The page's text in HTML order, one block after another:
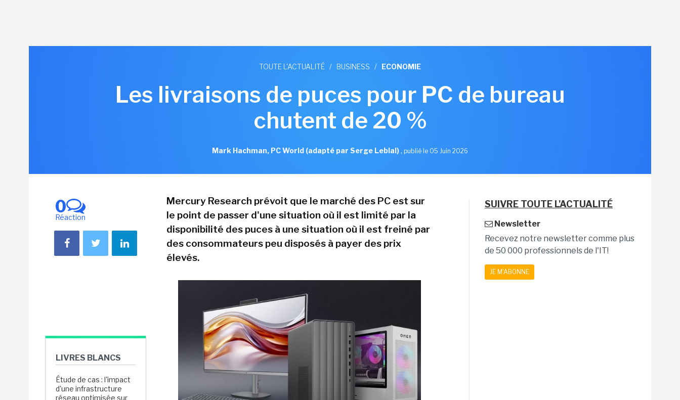
TOUTE L'ACTUALITÉ / BUSINESS / ECONOMIE
Les livraisons de puces pour PC de bureau
chutent de 20 %
Mark Hachman, PC World (adapté par Serge Leblal), publié le 05 Juin 2026
0
Réaction
LIVRES BLANCS
Étude de cas : l'impact
d'une infrastructure
réseau optimisée sur
Mercury Research prévoit que le marché des PC est sur
le point de passer d'une situation où il est limité par la
disponibilité des puces à une situation où il est freiné par
des consommateurs peu disposés à payer des prix
élevés.
SUIVRE TOUTE L'ACTUALITÉ
Newsletter
Recevez notre newsletter comme plus
de 50 000 professionnels de l'IT!
JE M'ABONNE